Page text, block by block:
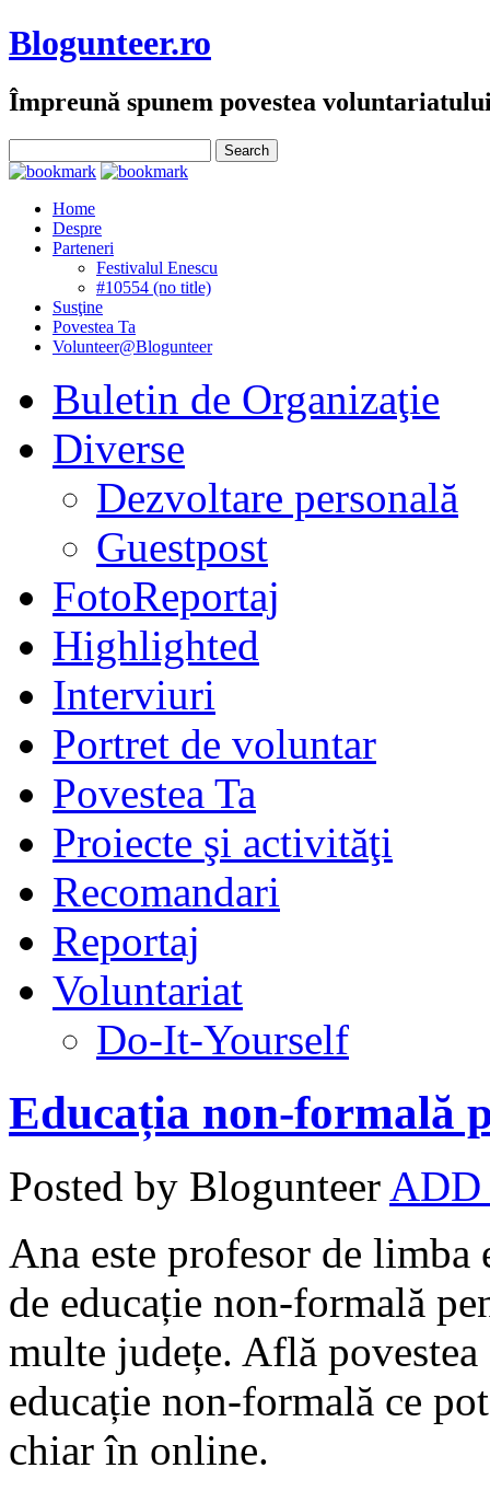
Blogunteer.ro
Împreună spunem povestea
Home
Despre
Parteneri
Festivalul Enescu
#10554 (no title)
Susţine
Povestea Ta
Volunteer@Blogunteer
Buletin de Organizaţie
Diverse
Dezvoltare personală
Guestpost
FotoReportaj
Highlighted
Interviuri
Portret de voluntar
Povestea Ta
Proiecte şi activităţi
Recomandari
Reportaj
Voluntariat
Do-It-Yourself
Educația non-formală
Posted by Blogunteer
Ana este profesor de limba
de educație non-formală
multe județe. Află
educație non-formală ce
chiar în online.